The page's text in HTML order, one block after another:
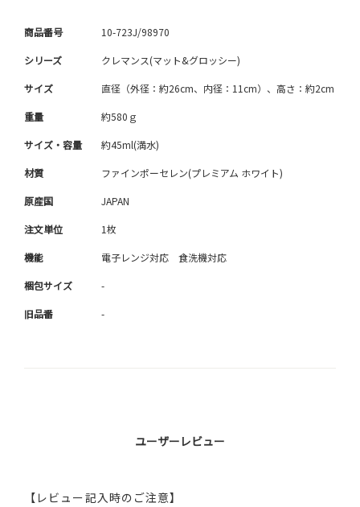
商品番号 10-723J/98970
シリーズ クレマンス(マット&グロッシー)
サイズ 直径（外径：約26cm、内径：11cm）、高さ：約2cm
重量 約580ｇ
サイズ・容量 約45ml(満水)
材質 ファインポーセレン(プレミアム ホワイト)
原産国 JAPAN
注文単位 1枚
機能 電子レンジ対応 食洗機対応
梱包サイズ -
旧品番 -
ユーザーレビュー
【レビュー記入時のご注意】